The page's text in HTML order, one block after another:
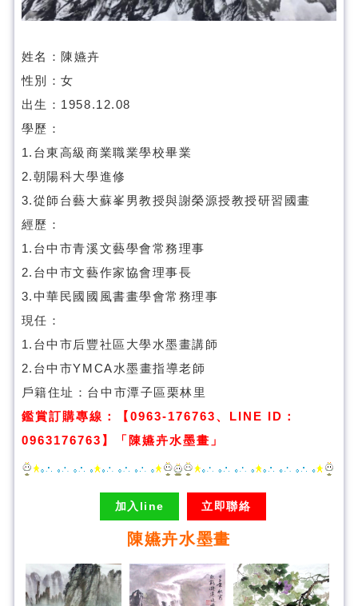
姓名：陳嬿卉
性別：女
出生：1958.12.08
學歷：
1.台東高級商業職業學校畢業
2.朝陽科大學進修
3.從師台藝大蘇峯男教授與謝榮源授教授研習國畫
經歷：
1.台中市青溪文藝學會常務理事
2.台中市文藝作家協會理事長
3.中華民國國風書畫學會常務理事
現任：
1.台中市后豐社區大學水墨畫講師
2.台中市YMCA水墨畫指導老師
戶籍住址：台中市潭子區栗林里
鑑賞訂購專線：【0963-176763、LINE ID：
0963176763】「陳嬿卉水墨畫」
加入line 立即聯絡
陳嬿卉水墨畫